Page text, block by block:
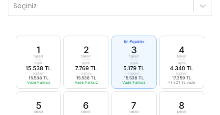
Seçiniz
1
taksit
aylık
15.538 TL
toplam
15.538 TL
Vade Farksız
2
taksit
aylık
7.769 TL
toplam
15.538 TL
Vade Farksız
En Popüler
3
taksit
aylık
5.179 TL
toplam
15.538 TL
Vade Farksız
4
taksit
aylık
4.340 TL
toplam
17.359 TL
+1.821 TL vade
5
taksit
6
taksit
7
taksit
8
taksit